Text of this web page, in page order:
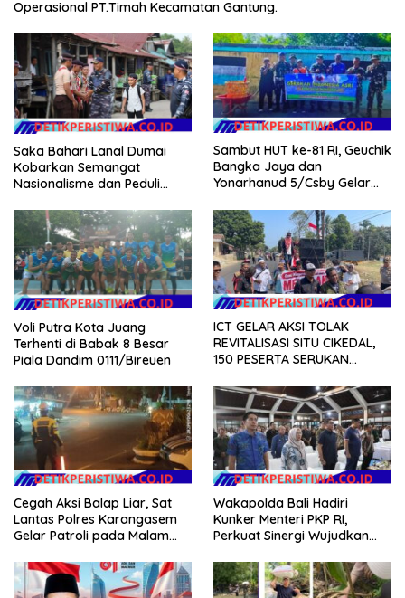
Operasional PT.Timah Kecamatan Gantung.
Saka Bahari Lanal Dumai
Kobarkan Semangat
Nasionalisme dan Peduli
Sambut HUT ke-81 RI, Geuchik
Bangka Jaya dan
Yonarhanud 5/Csby Gelar
Gerakan Indonesia Asri
Voli Putra Kota Juang
Terhenti di Babak 8 Besar
Piala Dandim 0111/Bireuen
ICT GELAR AKSI TOLAK
REVITALISASI SITU CIKEDAL,
150 PESERTA SERUKAN
Cegah Aksi Balap Liar, Sat
Lantas Polres Karangasem
Gelar Patroli pada Malam
Wakapolda Bali Hadiri
Kunker Menteri PKP RI,
Perkuat Sinergi Wujudkan
Masyarakat